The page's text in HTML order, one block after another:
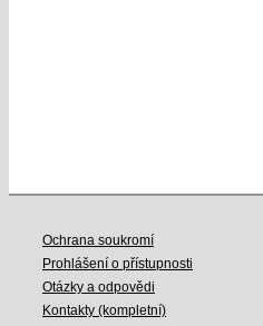
Ochrana soukromí
Prohlášení o přístupnosti
Otázky a odpovědi
Kontakty (kompletní)